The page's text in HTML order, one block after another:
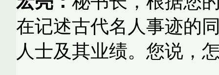
在记述古代名人事迹的
人士及其业绩。您说，